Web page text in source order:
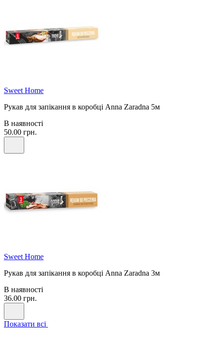
Sweet Home
Рукав для запікання в коробці Anna Zaradna 5м
В наявності
50.00 грн.
Sweet Home
Рукав для запікання в коробці Anna Zaradna 3м
В наявності
36.00 грн.
Показати всі